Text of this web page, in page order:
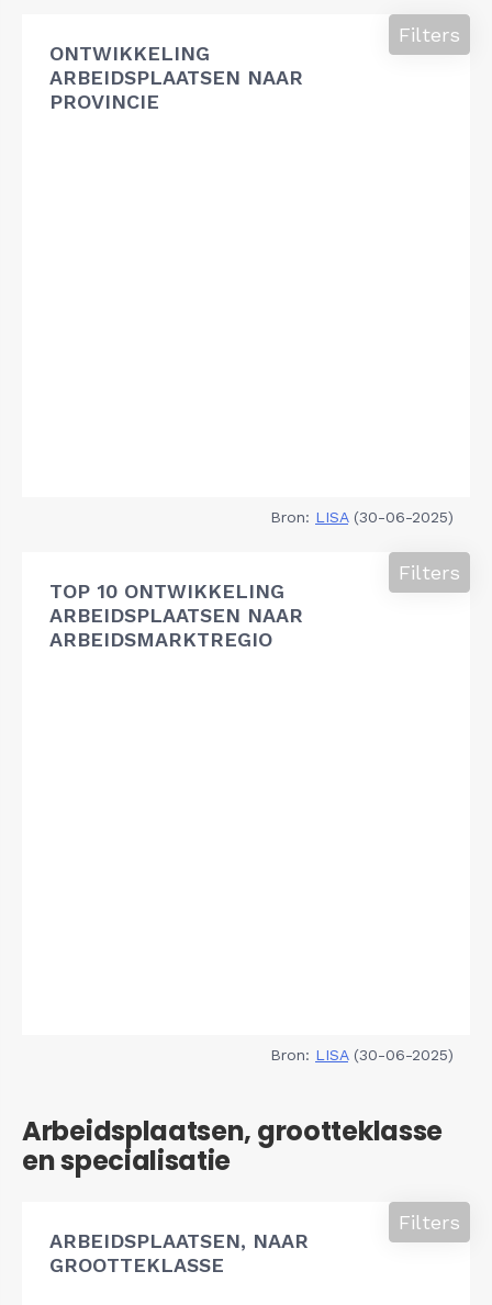
ONTWIKKELING
ARBEIDSPLAATSEN NAAR
PROVINCIE
Filters
Bron: LISA(30-06-2025)
TOP 10 ONTWIKKELING
ARBEIDSPLAATSEN NAAR
ARBEIDSMARKTREGIO
Filters
Bron: LISA(30-06-2025)
Arbeidsplaatsen, grootteklasse
en specialisatie
ARBEIDSPLAATSEN, NAAR
GROOTTEKLASSE
Filters